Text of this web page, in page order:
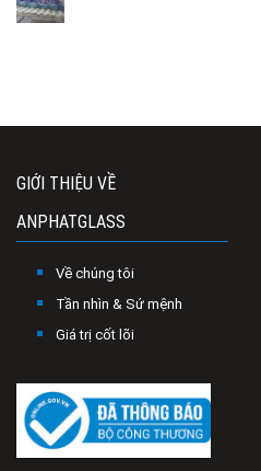
GIỚI THIỆU VỀ
ANPHATGLASS
Về chúng tôi
Tần nhìn & Sứ mệnh
Giá trị cốt lõi